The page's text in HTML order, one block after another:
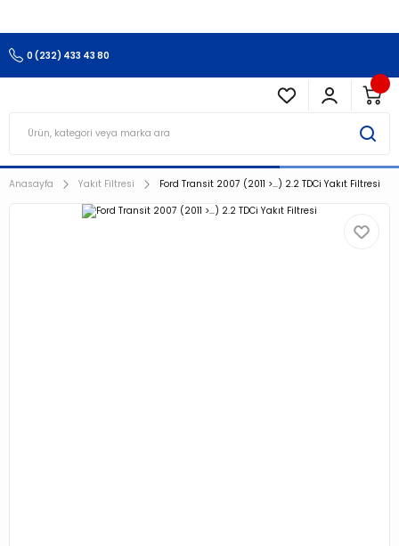
0 (232) 433 43 80
Anasayfa Yakıt Filtresi Ford Transit 2007 (2011 >…) 2.2 TDCi Yakıt Filtresi